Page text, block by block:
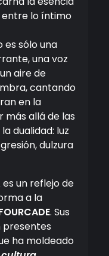
lo íntimo
es sólo una
una voz
aire de
cantando
en la
más allá de las
dualidad: luz
dulzura
es un reflejo de
a la
. Sus
presentes
ha moldeado